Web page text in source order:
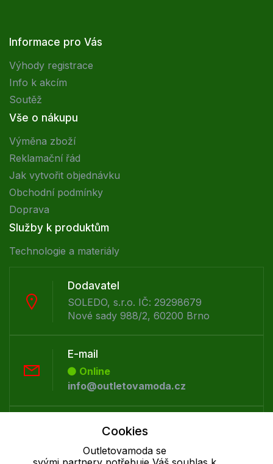
Informace pro Vás
Výhody registrace
Info k akcím
Soutěž
Vše o nákupu
Výměna zboží
Reklamační řád
Jak vytvořit objednávku
Obchodní podmínky
Doprava
Služby k produktům
Technologie a materiály
Dodavatel
SOLEDO, s.r.o. IČ: 29298679
Nové sady 988/2, 60200 Brno
E-mail
Online
info@outletovamoda.cz
Telefon :
+420 530 334 926
Cookies
Outletovamoda se